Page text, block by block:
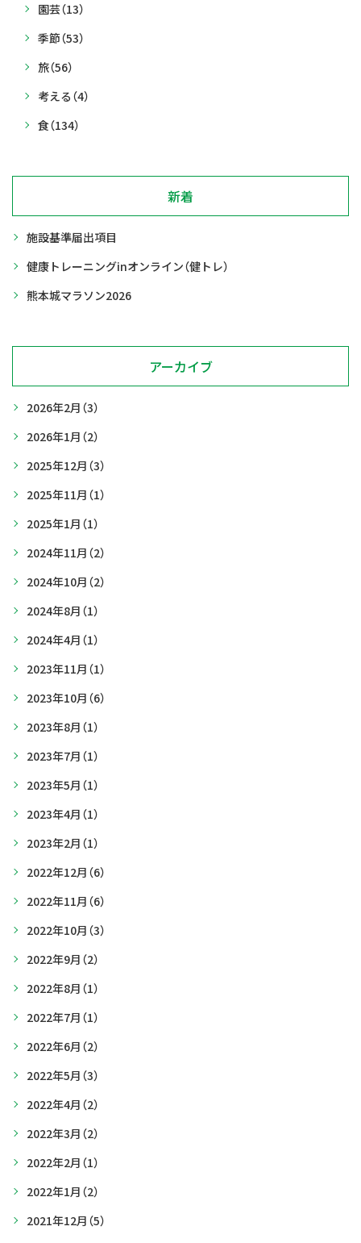
園芸（13）
季節（53）
旅（56）
考える （4）
食（134）
新着
施設基準届出項目
健康トレーニングinオンライン（健トレ）
熊本城マラソン2026
アーカイブ
2026年2月 （3）
2026年1月 （2）
2025年12月 （3）
2025年11月 （1）
2025年1月 （1）
2024年11月 （2）
2024年10月 （2）
2024年8月 （1）
2024年4月 （1）
2023年11月 （1）
2023年10月 （6）
2023年8月 （1）
2023年7月 （1）
2023年5月 （1）
2023年4月 （1）
2023年2月 （1）
2022年12月 （6）
2022年11月 （6）
2022年10月 （3）
2022年9月 （2）
2022年8月 （1）
2022年7月 （1）
2022年6月 （2）
2022年5月 （3）
2022年4月 （2）
2022年3月 （2）
2022年2月 （1）
2022年1月 （2）
2021年12月 （5）